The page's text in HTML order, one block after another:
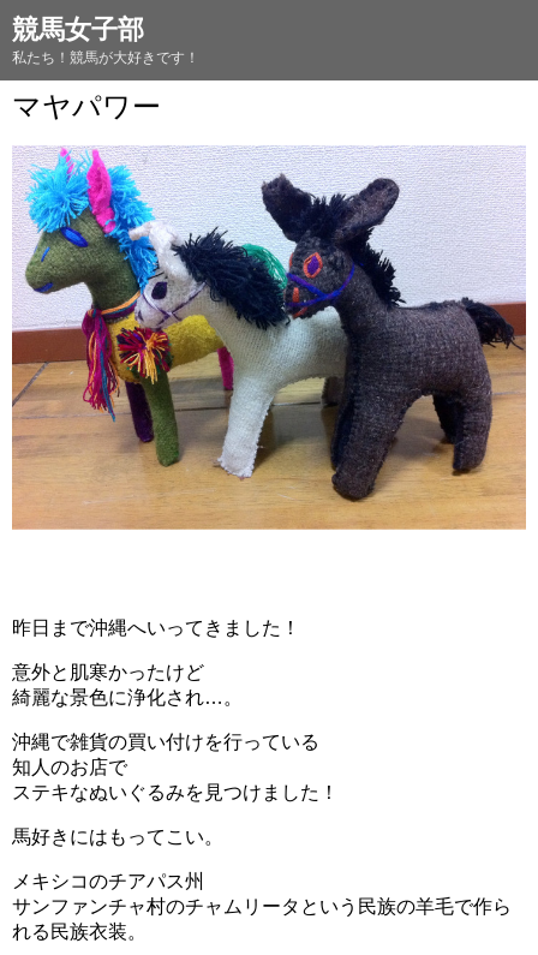
競馬女子部
私たち！競馬が大好きです！
マヤパワー
昨日まで沖縄へいってきました！
意外と肌寒かったけど
綺麗な景色に浄化され…。
沖縄で雑貨の買い付けを行っている
知人のお店で
ステキなぬいぐるみを見つけました！
馬好きにはもってこい。
メキシコのチアパス州
サンファンチャ村のチャムリータという民族の羊毛で作ら
れる民族衣装。